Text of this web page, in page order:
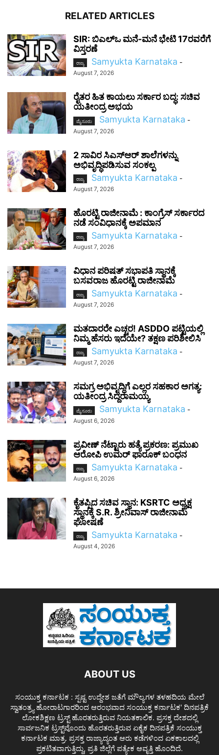
RELATED ARTICLES
SIR: ಬಿಎಲ್ಒ ಮನೆ-ಮನೆ ಭೇಟಿ 17ರವರೆಗೆ
ವಿಸ್ತರಣೆ
ರಾಜ್ಯ Samyukta Karnataka -
August 7, 2026
ರೈತರ ಹಿತ ಕಾಯಲು ಸರ್ಕಾರ ಬದ್ಧ: ಸಚಿವ
ಯತೀಂದ್ರ ಅಭಯ
ಮೈಸೂರು Samyukta Karnataka -
August 7, 2026
2 ಸಾವಿರ ಸಿಎಸ್‌ಆರ್ ಶಾಲೆಗಳನ್ನು
ಅಭಿವೃದ್ಧಿಪಡಿಸುವ ಸಂಕಲ್ಪ
ರಾಜ್ಯ Samyukta Karnataka -
August 7, 2026
ಹೊರಟ್ಟಿ ರಾಜೀನಾಮೆ : ಕಾಂಗ್ರೆಸ್ ಸರ್ಕಾರದ
ನಡೆ ಸಂವಿಧಾನಕ್ಕೆ ಅಪಮಾನ
ರಾಜ್ಯ Samyukta Karnataka -
August 7, 2026
ವಿಧಾನ ಪರಿಷತ್ ಸಭಾಪತಿ ಸ್ಥಾನಕ್ಕೆ
ಬಸವರಾಜ ಹೊರಟ್ಟಿ ರಾಜೀನಾಮೆ
ರಾಜ್ಯ Samyukta Karnataka -
August 7, 2026
ಮತದಾರರೇ ಎಚ್ಚರ! ASDDO ಪಟ್ಟಿಯಲ್ಲಿ
ನಿಮ್ಮ ಹೆಸರು ಇದೆಯೇ? ತಕ್ಷಣ ಪರಿಶೀಲಿಸಿ
ರಾಜ್ಯ Samyukta Karnataka -
August 7, 2026
ಸಮಗ್ರ ಅಭಿವೃದ್ಧಿಗೆ ಎಲ್ಲರ ಸಹಕಾರ ಅಗತ್ಯ:
ಯತೀಂದ್ರ ಸಿದ್ದರಾಮಯ್ಯ
ಮೈಸೂರು Samyukta Karnataka -
August 6, 2026
ಪ್ರವೀಣ್ ನೆಟ್ಟಾರು ಹತ್ಯೆ ಪ್ರಕರಣ: ಪ್ರಮುಖ
ಆರೋಪಿ ಉಮರ್ ಫಾರೂಕ್ ಬಂಧನ
ರಾಜ್ಯ Samyukta Karnataka -
August 6, 2026
ಕೈತಪ್ಪಿದ ಸಚಿವ ಸ್ಥಾನ: KSRTC ಅಧ್ಯಕ್ಷ
ಸ್ಥಾನಕ್ಕೆ S.R. ಶ್ರೀನಿವಾಸ್ ರಾಜೀನಾಮೆ
ಘೋಷಣೆ
ರಾಜ್ಯ Samyukta Karnataka -
August 4, 2026
ABOUT US
ಸಂಯುಕ್ತ ಕರ್ನಾಟಕ : ಸ್ಪಷ್ಟ ಉದ್ದೇಶ ಜತೆಗೆ ಮೌಲ್ಯಗಳ ತಳಹದಿಯ ಮೇಲೆ
ಸ್ವಾತಂತ್ರ್ಯ ಹೋರಾಟಗಾರರಿಂದ ಆರಂಭವಾದ ಸಂಯುಕ್ತ ಕರ್ನಾಟಕ' ದಿನಪತ್ರಿಕೆ
ಲೋಕಶಿಕ್ಷಣ ಟ್ರಸ್ಟ್ ಹೊರತರುತ್ತಿರುವ ನಿಯತಕಾಲಿಕ. ಪ್ರಸಕ್ತ ದೇಶದಲ್ಲಿ
ಸಾರ್ವಜನಿಕ ಟ್ರಸ್ಟ್‌ವೊಂದು ಹೊರತರುತ್ತಿರುವ ಏಕೈಕ ದಿನಪತ್ರಿಕೆ ಸಂಯುಕ್ತ
ಕರ್ನಾಟಕ ಮಾತ್ರ. ಪ್ರಸಕ್ತ ರಾಜ್ಯಾದ್ಯಂತ ಆರು ಕಡೆಗಳಿಂದ ಏಕಕಾಲದಲ್ಲಿ
ಪ್ರಕಟಿತವಾಗುತ್ತಿದ್ದು, ಪ್ರತಿ ಜಿಲ್ಲೆಗೆ ಪತ್ಯೇಕ ಆವೃತ್ತಿ ಹೊಂದಿದೆ.